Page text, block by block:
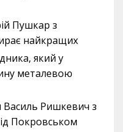
Пушкар з
найкращих
який у
металевою
Василь Ришкевич з
Покровськом